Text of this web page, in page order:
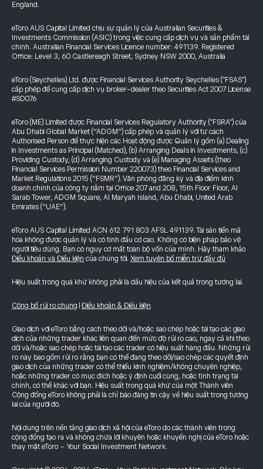
England.
eToro AUS Capital Limited chịu sự quản lý của Australian Securities &
Investments Commission (ASIC) trong việc cung cấp dịch vụ và sản phẩm tài
chính. Australian Financial Services Licence number: 491139. Registered
Office: Level 3, 60 Castlereagh Street, Sydney NSW 2000, Australia
eToro (Seychelles) Ltd. được Financial Services Authority Seychelles ("FSAS")
cấp phép để cung cấp dịch vụ broker-dealer theo Securities Act 2007 License
#SD076
eToro (ME) Limited được Financial Services Regulatory Authority ("FSRA") của
Abu Dhabi Global Market (“ADGM”) cấp phép và quản lý với tư cách
Authorised Person để thực hiện các Hoạt động được Quản lý gồm (a) Dealing
in Investments as Principal (Matched), (b) Arranging Deals in Investments, (c)
Providing Custody, (d) Arranging Custody và (e) Managing Assets (theo
Financial Services Permission Number 220073) theo Financial Services and
Market Regulations 2015 (“FSMR”). Văn phòng đăng ký và địa điểm kinh
doanh chính của công ty nằm tại Office 207 and 208, 15th Floor Floor, Al
Sarab Tower, ADGM Square, Al Maryah Island, Abu Dhabi, United Arab
Emirates (“UAE”).
eToro AUS Capital Limited ACN 612 791 803 AFSL 491139. Tài sản tiền mã
hóa không được quản lý và có tính đầu cơ cao. Không có biện pháp bảo vệ
người tiêu dùng. Bạn có nguy cơ mất toàn bộ vốn của mình. Hãy tham khảo
Điều khoản và Điều kiện của chúng tôi. Xem tuyên bố miễn trừ đầy đủ
Hiệu suất trong quá khứ không phải là dấu hiệu của kết quả trong tương lai.
Công bố rủi ro chung Điều khoản & Điều kiện
Giao dịch với eToro bằng cách theo dõi và/hoặc sao chép hoặc tái tạo các giao
dịch của những trader khác liên quan đến mức độ rủi ro cao, ngay cả khi theo
dõi và/hoặc sao chép hoặc tái tạo các trader có hiệu suất hàng đầu. Những rủi
ro này bao gồm rủi ro rằng bạn có thể đang theo dõi/sao chép các quyết định
giao dịch của những trader có thể thiếu kinh nghiệm/không chuyên nghiệp,
hoặc những trader có mục đích hoặc ý định cuối cùng, hoặc tình trạng tài
chính, có thể khác với bạn. Hiệu suất trong quá khứ của một Thành viên
Cộng đồng eToro không phải là chỉ báo đáng tin cậy về hiệu suất trong tương
lai của người đó.
Nội dung trên nền tảng giao dịch xã hội của eToro do các thành viên trong
cộng đồng tạo ra và không chứa lời khuyên hoặc khuyến nghị của eToro hoặc
thay mặt eToro - Your Social Investment Network.